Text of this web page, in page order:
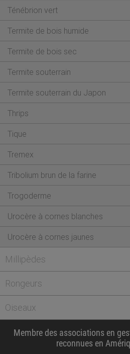
Ténébrion vert
Termite de bois humide
Termite de bois sec
Termite souterrain
Termite souterrain du Japon
Thrips
Tique
Tremex
Tribolium brun de la farine
Trogoderme
Urocère à cornes blanches
Urocère à cornes jaunes
Millipèdes
Rongeurs
Oiseaux
Membre des associations en
reconnues en